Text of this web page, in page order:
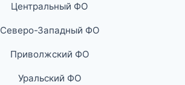
Центральный ФО
Северо-Западный ФО
Приволжский ФО
Уральский ФО